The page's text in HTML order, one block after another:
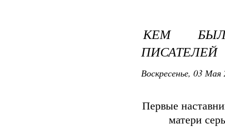
КЕМ
ПИСАТЕЛЕЙ
Воскресенье, 03
Первые
матери